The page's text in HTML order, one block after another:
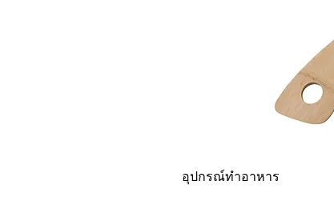
อุปกรณ์ทำอาหาร